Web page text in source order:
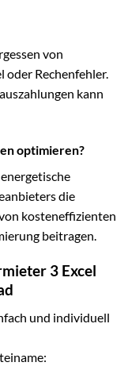
von
oder Rechenfehler.
kann
optimieren?
die
kosteneffizienten
beitragen.
3 Excel
und individuell